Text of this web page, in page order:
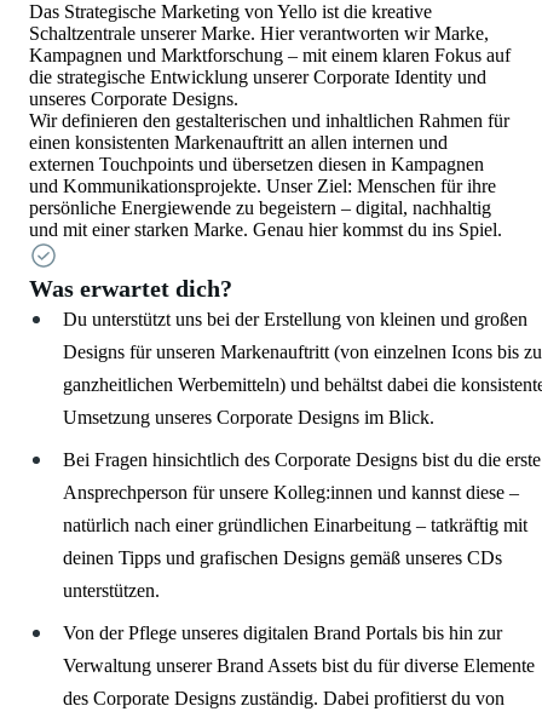
Das Strategische Marketing von Yello ist die kreative
Schaltzentrale unserer Marke. Hier verantworten wir Marke,
Kampagnen und Marktforschung – mit einem klaren Fokus auf
die strategische Entwicklung unserer Corporate Identity und
unseres Corporate Designs.
Wir definieren den gestalterischen und inhaltlichen Rahmen für
einen konsistenten Markenauftritt an allen internen und
externen Touchpoints und übersetzen diesen in Kampagnen
und Kommunikationsprojekte. Unser Ziel: Menschen für ihre
persönliche Energiewende zu begeistern – digital, nachhaltig
und mit einer starken Marke. Genau hier kommst du ins Spiel.
Was erwartet dich?
Du unterstützt uns bei der Erstellung von kleinen und großen
Designs für unseren Markenauftritt (von einzelnen Icons bis zu
ganzheitlichen Werbemitteln) und behältst dabei die
Umsetzung unseres Corporate Designs im Blick.
Bei Fragen hinsichtlich des Corporate Designs bist du die erste
Ansprechperson für unsere Kolleg:innen und kannst diese –
natürlich nach einer gründlichen Einarbeitung – tatkräftig mit
deinen Tipps und grafischen Designs gemäß unseres CDs
unterstützen.
Von der Pflege unseres digitalen Brand Portals bis hin zur
Verwaltung unserer Brand Assets bist du für diverse Elemente
des Corporate Designs zuständig. Dabei profitierst du von